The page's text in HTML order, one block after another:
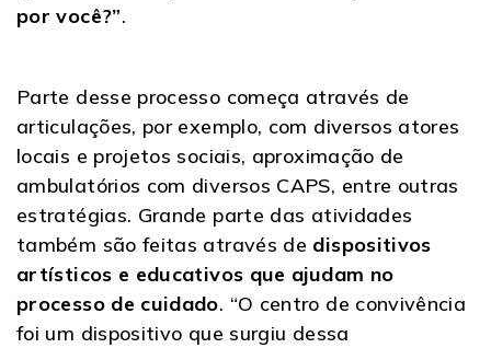
por você?”.
Parte desse processo começa através de
articulações, por exemplo, com diversos atores
locais e projetos sociais, aproximação de
ambulatórios com diversos CAPS, entre outras
estratégias. Grande parte das atividades
também são feitas através de dispositivos
artísticos e educativos que ajudam no
processo de cuidado. “O centro de convivência
foi um dispositivo que surgiu dessa